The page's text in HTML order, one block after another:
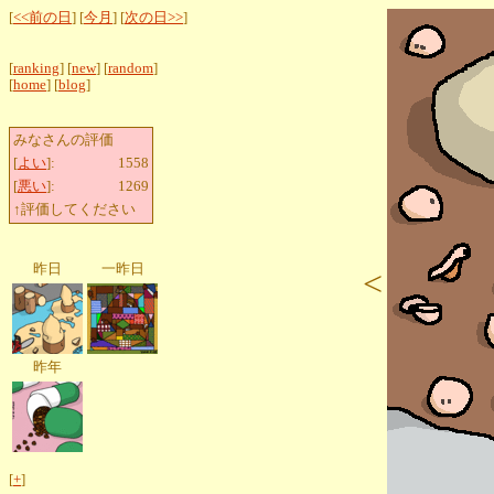
[<<前の日 ] [今月 ] [次の日>>]
[ranking] [new] [random]
[home] [blog]
みなさんの評価
[よい]:
1558
[悪い]:
1269
↑評価してください
昨日 一昨日
昨年
[+]
<